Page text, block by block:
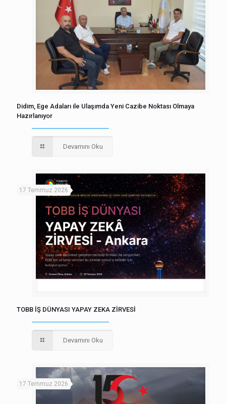
Didim, Ege Adaları ile Ulaşımda Yeni Cazibe Noktası Olmaya
Hazırlanıyor
Devamını Oku
17 Temmuz 2026
TOBB İŞ DÜNYASI YAPAY ZEKA ZİRVESİ
Devamını Oku
17 Temmuz 2026